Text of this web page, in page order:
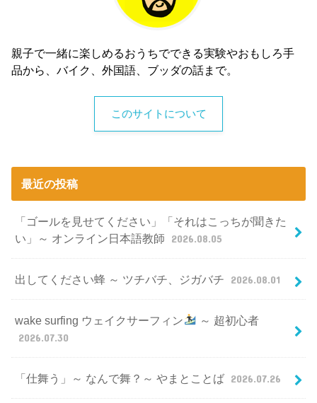
親子で一緒に楽しめるおうちでできる実験やおもしろ手
品から、バイク、外国語、ブッダの話まで。
このサイトについて
最近の投稿
「ゴールを見せてください」「それはこっちが聞きた
い」～ オンライン日本語教師
2026.08.05
出してください蜂 ～ ツチバチ、ジガバチ 2026.08.01
wake surfing ウェイクサーフィン
～ 超初心者
2026.07.30
「仕舞う」～ なんで舞？～ やまとことば 2026.07.26